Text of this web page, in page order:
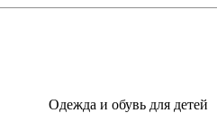
Одежда и обувь для детей